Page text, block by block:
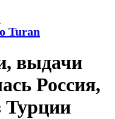
Turan
выдачи
Россия,
Турции